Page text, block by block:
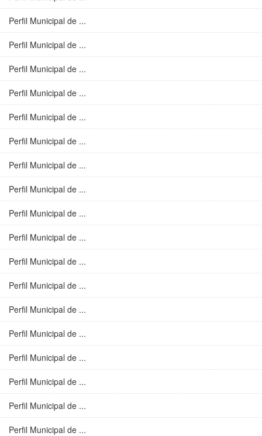
Perfil Municipal de ...
Perfil Municipal de ...
Perfil Municipal de ...
Perfil Municipal de ...
Perfil Municipal de ...
Perfil Municipal de ...
Perfil Municipal de ...
Perfil Municipal de ...
Perfil Municipal de ...
Perfil Municipal de ...
Perfil Municipal de ...
Perfil Municipal de ...
Perfil Municipal de ...
Perfil Municipal de ...
Perfil Municipal de ...
Perfil Municipal de ...
Perfil Municipal de ...
Perfil Municipal de ...